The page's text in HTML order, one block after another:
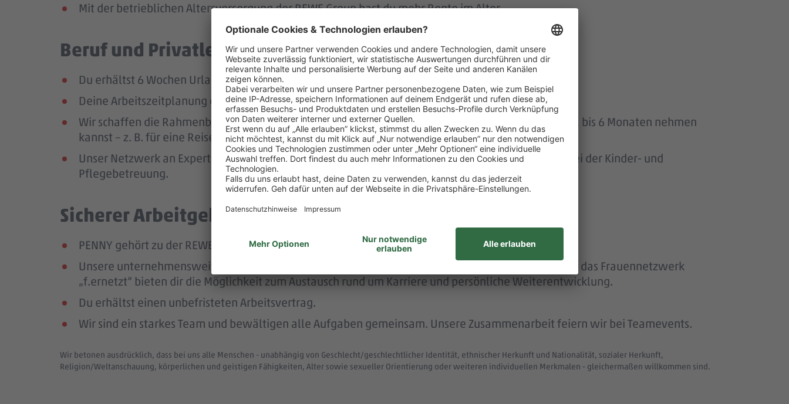
Mit der betrieblichen Altersversorgung der REWE Group hast du mehr Rente im Alter.
Beruf und Privatleben vereinbaren – das unterstützen wir.
Du erhältst 6 Wochen Urlaub pro Jahr.
Deine Arbeitszeitplanung erfolgt in der Regel 2 Wochen im Voraus.
Wir schaffen die Rahmenbedingungen dafür, dass du dir nach 3 Jahren bei PENNY eine Auszeit von 1 bis 6 Monaten nehmen
kannst – z. B. für eine Reise oder einen Hausbau.
Unser Netzwerk an Expert:innen unterstützt dich durch die Vermittlung von Betreuungspersonen bei der Kinder- und
Pflegebetreuung.
Sicherer Arbeitgeber – nachhaltig und menschlich.
PENNY gehört zu der REWE Group, einem der größten Arbeitgeber Deutschlands.
Unsere unternehmensweiten Netzwerke wie das LGBTIQ-Netzwerk „DITO – different together“ und das Frauennetzwerk
„f.ernetzt“ bieten dir die Möglichkeit zum Austausch rund um Karriere und persönliche Weiterentwicklung.
Du erhältst einen unbefristeten Arbeitsvertrag.
Wir sind ein starkes Team und bewältigen alle Aufgaben gemeinsam. Unsere Zusammenarbeit feiern wir bei Teamevents.
Wir betonen ausdrücklich, dass bei uns alle Menschen - unabhängig von Geschlecht/geschlechtlicher Identität, ethnischer Herkunft und Nationalität, sozialer Herkunft,
Religion/Weltanschauung, körperlichen und geistigen Fähigkeiten, Alter sowie sexueller Orientierung oder weiteren individuellen Merkmalen - gleichermaßen willkommen sind.